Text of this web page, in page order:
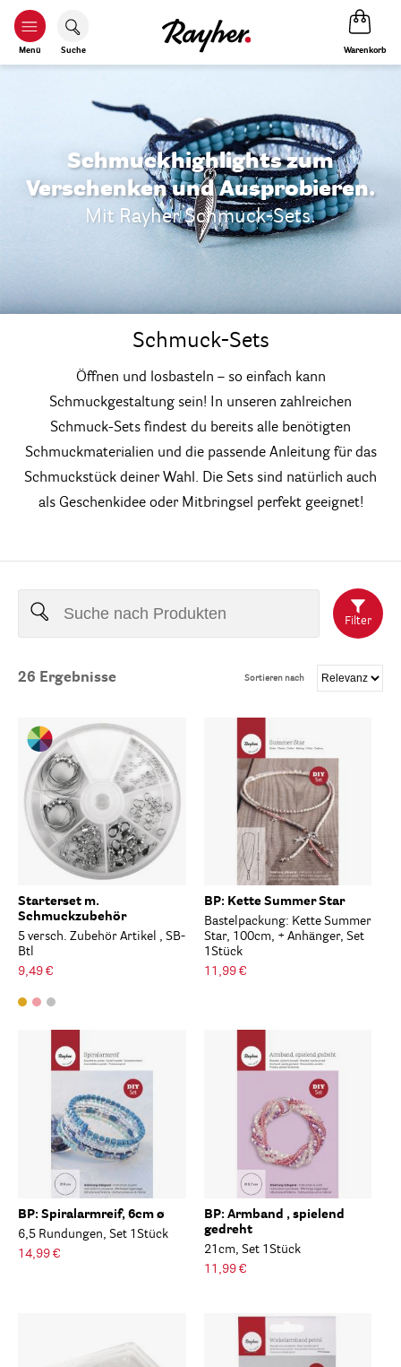
Menü Suche Warenkorb
Schmuckhighlights zum
Verschenken und Ausprobieren.
Mit Rayher Schmuck-Sets.
Schmuck-Sets
Öffnen und losbasteln – so einfach kann
Schmuckgestaltung sein! In unseren zahlreichen
Schmuck-Sets findest du bereits alle benötigten
Schmuckmaterialien und die passende Anleitung für das
Schmuckstück deiner Wahl. Die Sets sind natürlich auch
als Geschenkidee oder Mitbringsel perfekt geeignet!
Filter
26 Ergebnisse Sortieren nach
Starterset m.
Schmuckzubehör
5 versch. Zubehör Artikel , SB-
Btl
9,49 €
BP: Kette Summer Star
Bastelpackung: Kette Summer
Star, 100cm, + Anhänger, Set
1Stück
11,99 €
BP: Spiralarmreif, 6cm ø
6,5 Rundungen, Set 1Stück
14,99 €
BP: Armband , spielend
gedreht
21cm, Set 1Stück
11,99 €